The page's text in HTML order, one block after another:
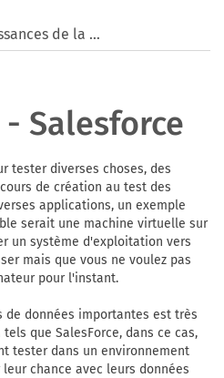
Base de connaissances de la communauté
Salesforce
tester diverses choses, des
de création au test des
applications, un exemple
serait une machine virtuelle sur
un système d'exploitation vers
mais que vous ne voulez pas
pour l'instant.
de données importantes est très
que SalesForce, dans ce cas,
tester dans un environnement
chance avec leurs données